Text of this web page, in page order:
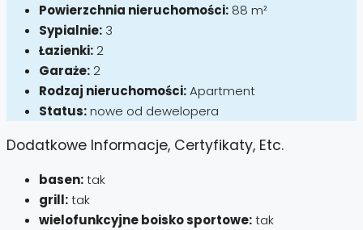
Powierzchnia nieruchomości: 88 m²
Sypialnie: 3
Łazienki: 2
Garaże: 2
Rodzaj nieruchomości:Apartment
Status:nowe od dewelopera
Dodatkowe Informacje, Certyfikaty, Etc.
basen:tak
grill:tak
wielofunkcyjne boisko sportowe:tak